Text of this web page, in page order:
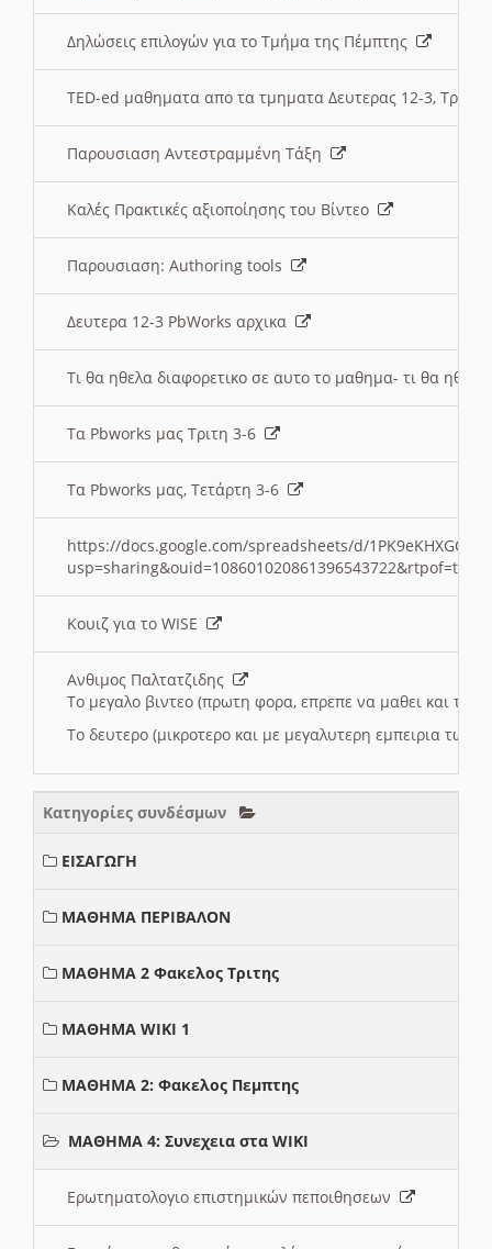
Δηλώσεις επιλογών για το Τμήμα της Πέμπτης
TED-ed μαθηματα απο τα τμηματα Δευτερας 12-3,
Παρουσιαση Αντεστραμμένη Τάξη
Καλές Πρακτικές αξιοποίησης του Βίντεο
Παρουσιαση: Authoring tools
Δευτερα 12-3 PbWorks αρχικα
Τι θα ηθελα διαφορετικο σε αυτο το μαθημα- τι θα
Τα Pbworks μας Τριτη 3-6
Τα Pbworks μας, Τετάρτη 3-6
https://docs.google.com/spreadsheets/d/
Κουιζ για το WISE
Ανθιμος Παλτατζιδης
Το μεγαλο βιντεο (πρωτη φορα, επρεπε να μαθει και το
Το δευτερο (μικροτερο και με μεγαλυτερη εμπειρια
Κατηγορίες συνδέσμων
ΕΙΣΑΓΩΓΗ
ΜΑΘΗΜΑ ΠΕΡΙΒΑΛΟΝ
ΜΑΘΗΜΑ 2 Φακελος Τριτης
ΜΑΘΗΜΑ WIKI 1
ΜΑΘΗΜΑ 2: Φακελος Πεμπτης
ΜΑΘΗΜΑ 4: Συνεχεια στα WIKI
Ερωτηματολογιο επιστημικών πεποιθησεων